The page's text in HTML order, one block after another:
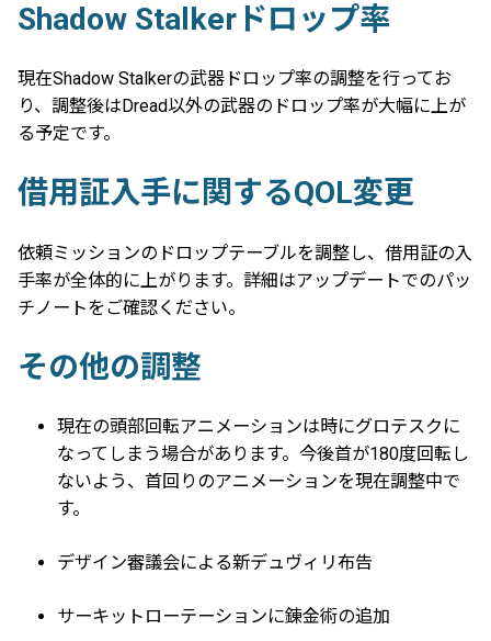
Shadow Stalkerドロップ率
現在Shadow Stalkerの武器ドロップ率の調整を行ってお
り、調整後はDread以外の武器のドロップ率が大幅に上が
る予定です。
借用証入手に関するQOL変更
依頼ミッションのドロップテーブルを調整し、借用証の入
手率が全体的に上がります。詳細はアップデートでのパッ
チノートをご確認ください。
その他の調整
現在の頭部回転アニメーションは時にグロテスクに
なってしまう場合があります。今後首が180度回転し
ないよう、首回りのアニメーションを現在調整中で
す。
デザイン審議会による新デュヴィリ布告
サーキットローテーションに錬金術の追加